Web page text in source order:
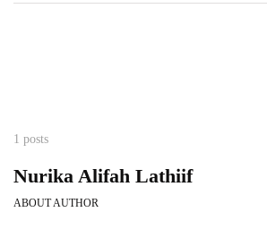
1 posts
Nurika Alifah Lathiif
ABOUT AUTHOR